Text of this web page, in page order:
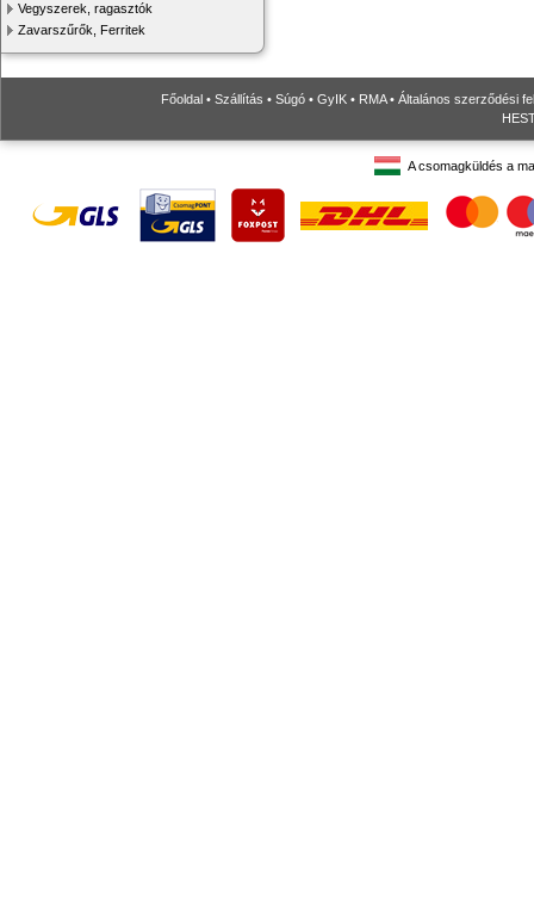
Vegyszerek, ragasztók
Zavarszűrők, Ferritek
Főoldal • Szállítás • Súgó • GyIK • RMA• Általános szerződési
A csomagküldés a